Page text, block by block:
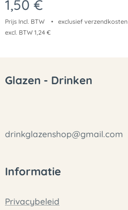
1,50 €
Prijs Incl. BTW
exclusief verzendkosten
excl. BTW 1,24 €
Glazen - Drinken
drinkglazenshop@gmail.com
Informatie
Privacybeleid